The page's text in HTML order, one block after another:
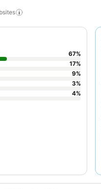
67%
17%
9%
3%
4%